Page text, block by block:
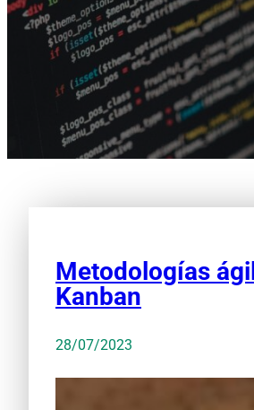
Metodologías
Kanban
28/07/2023